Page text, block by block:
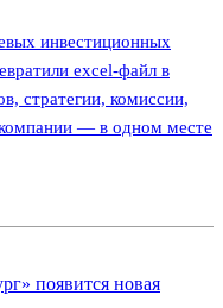
инвестиционных
excel-файл в
стратегии, комиссии,
— в одном месте